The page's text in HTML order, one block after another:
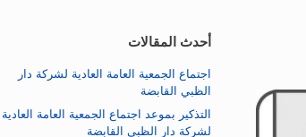
أحدث المقالات
اجتماع الجمعية العامة العادية لشركة دار
الظبي القابضة
التذكير بموعد اجتماع الجمعية العامة العادية
لشركة دار الظبي القابضة